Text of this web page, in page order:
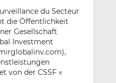
t
e
i
l
e
n
t
e
i
l
e
n
du Secteur
die Öffentlichkeit
Gesellschaft
Investment
von der CSSF «